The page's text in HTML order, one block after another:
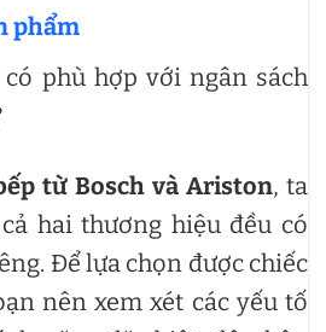
phẩm
phù hợp với ngân sách
từ Bosch và Ariston, ta
hai thương hiệu đều có
Để lựa chọn được chiếc
nên xem xét các yếu tố